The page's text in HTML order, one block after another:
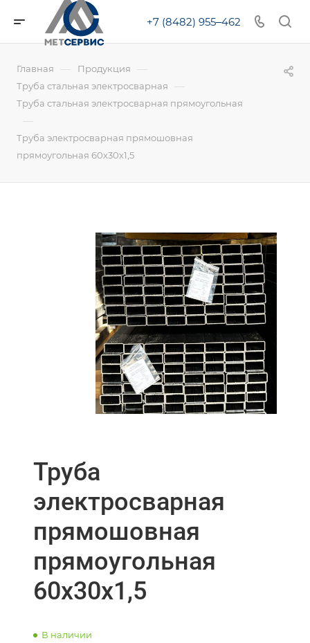
+7 (8482) 955‒462
Главная — Продукция —
Труба стальная электросварная —
Труба стальная электросварная прямоугольная
—
Труба электросварная прямошовная
прямоугольная 60х30х1,5
Труба
электросварная
прямошовная
прямоугольная
60х30х1,5
В наличии